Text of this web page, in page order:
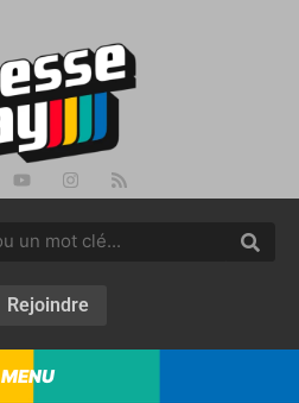
Rejoindre
MENU